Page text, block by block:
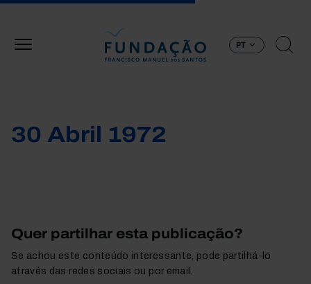
PT
30 Abril 1972
Quer partilhar esta publicação?
Se achou este conteúdo interessante, pode partilhá-lo
através das redes sociais ou por email.